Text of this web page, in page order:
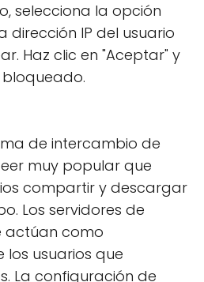
selecciona la opción
dirección IP del usuario
Haz clic en "Aceptar" y
de intercambio de
muy popular que
compartir y descargar
Los servidores de
actúan como
los usuarios que
La configuración de